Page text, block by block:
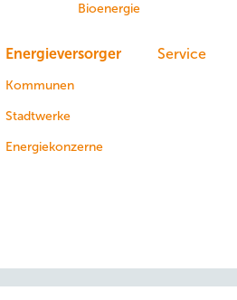
Bioenergie
Energieversorger
Kommunen
Stadtwerke
Energiekonzerne
Service